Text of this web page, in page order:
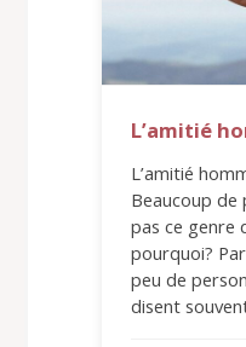
L’amitié
L’amitié
Beaucoup de
pas ce genre
pourquoi?
peu de
disent